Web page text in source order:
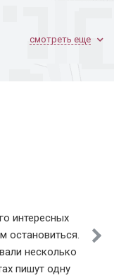
смотреть еще
интересных
остановиться.
несколько
пишут одну